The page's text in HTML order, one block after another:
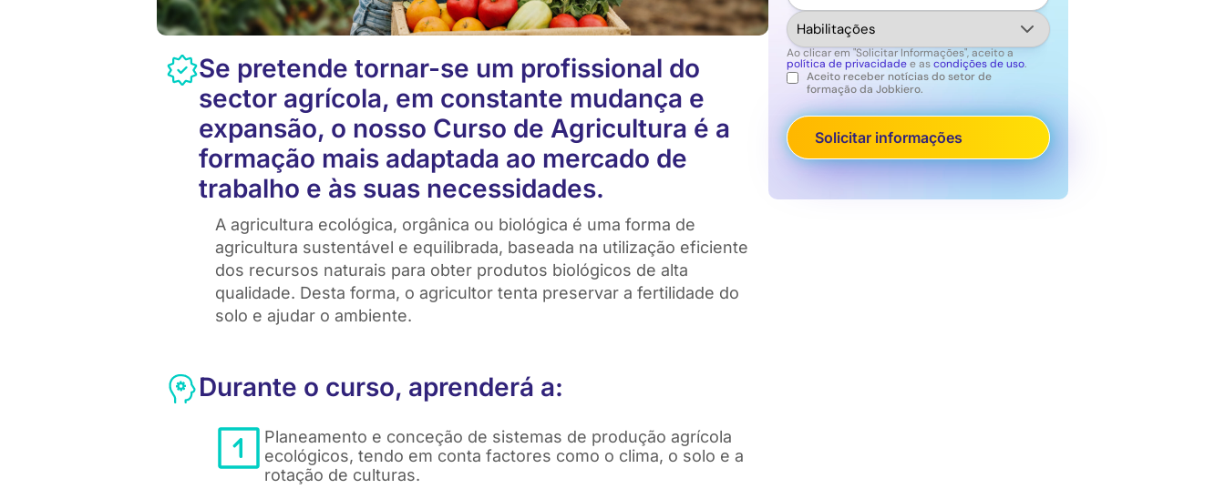
Se pretende tornar-se um profissional do
sector agrícola, em constante mudança e
expansão, o nosso Curso de Agricultura é a
formação mais adaptada ao mercado de
trabalho e às suas necessidades.
A agricultura ecológica, orgânica ou biológica é uma forma de
agricultura sustentável e equilibrada, baseada na utilização eficiente
dos recursos naturais para obter produtos biológicos de alta
qualidade. Desta forma, o agricultor tenta preservar a fertilidade do
solo e ajudar o ambiente.
*
Habilitações
Ao clicar em "Solicitar Informações", aceito a
política de privacidadee ascondições de uso.
LegalAceito receber notícias do setor de
formação da Jobkiero.
Durante o curso, aprenderá a:
Planeamento e conceção de sistemas de produção agrícola
ecológicos, tendo em conta factores como o clima, o solo e a
rotação de culturas.